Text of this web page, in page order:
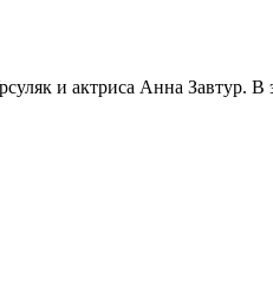
и актриса Анна Завтур. В